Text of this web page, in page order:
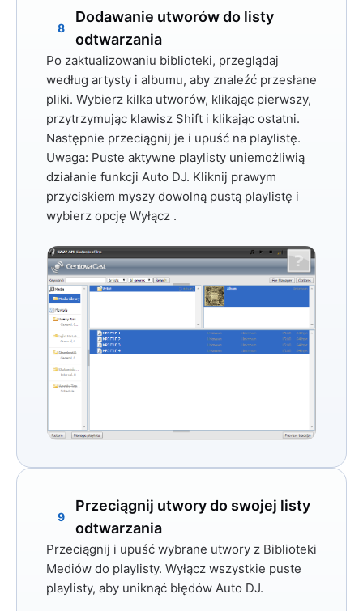
8
Dodawanie utworów do listy
odtwarzania
Po zaktualizowaniu biblioteki, przeglądaj
według artysty i albumu, aby znaleźć przesłane
pliki. Wybierz kilka utworów, klikając pierwszy,
przytrzymując klawisz Shift i klikając ostatni.
Następnie przeciągnij je i upuść na playlistę.
Uwaga: Puste aktywne playlisty uniemożliwią
działanie funkcji Auto DJ. Kliknij prawym
przyciskiem myszy dowolną pustą playlistę i
wybierz opcję Wyłącz .
9
Przeciągnij utwory do swojej listy
odtwarzania
Przeciągnij i upuść wybrane utwory z Biblioteki
Mediów do playlisty. Wyłącz wszystkie puste
playlisty, aby uniknąć błędów Auto DJ.